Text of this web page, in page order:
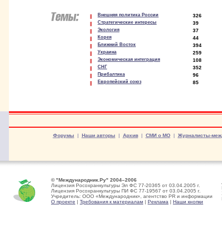
Внешняя политика России 326
Стратегические интересы 39
Экология 37
Корея 44
Ближний Восток 394
Украина 259
Экономическая интеграция 108
СНГ 352
Прибалтика 96
Европейский союз 85
Форумы | Наши авторы | Архив| СМИ о МО| Журналисты-
© "Международник.Ру" 2004–2006
Лицензия Росохранкультуры Эл ФС 77-20365 от 03.04.2005 г.
Лицензия Росохранкультуры ПИ ФС 77-19567 от 03.04.2005 г.
Учредитель: ООО «Международник», агентство PR и информации
О проекте | Требования к материалам | Реклама | Наши кнопки